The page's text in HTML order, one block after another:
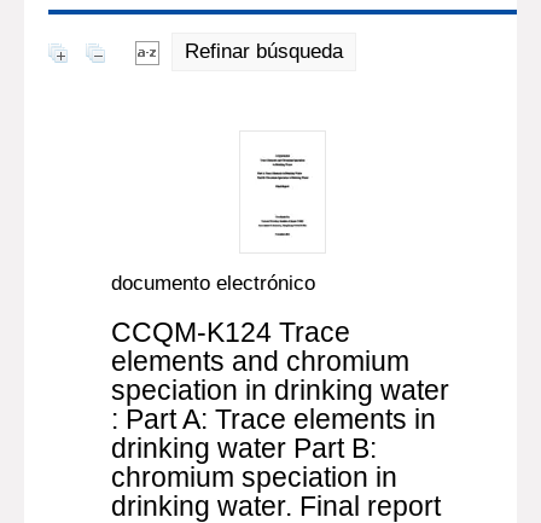
Refinar búsqueda
documento electrónico
CCQM-K124 Trace
elements and chromium
speciation in drinking water
: Part A: Trace elements in
drinking water Part B:
chromium speciation in
drinking water. Final report